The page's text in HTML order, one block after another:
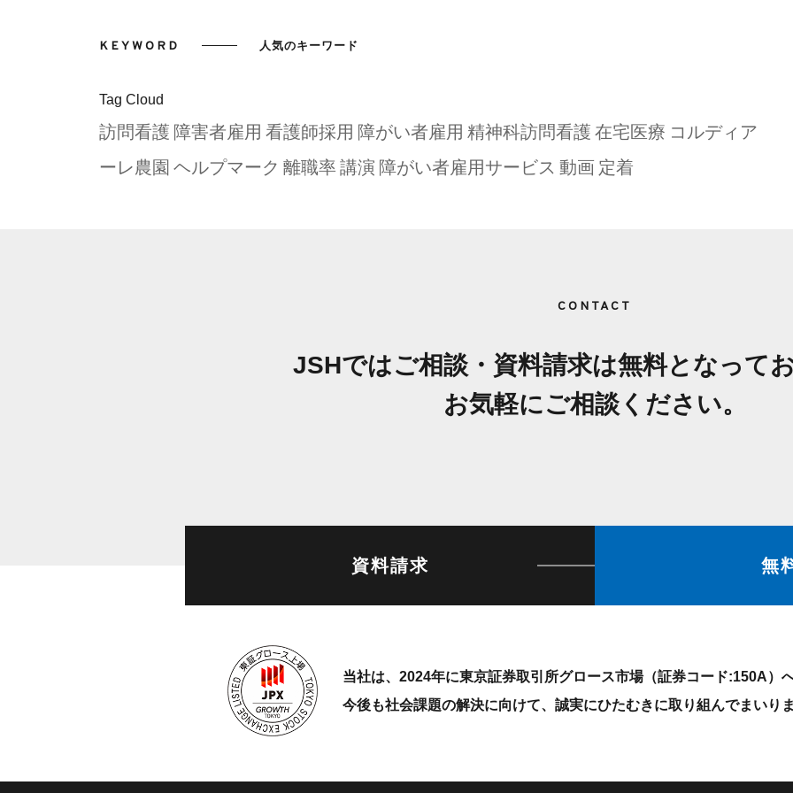
KEYWORD 人気のキーワード
Tag Cloud
訪問看護 障害者雇用 看護師採用 障がい者雇用 精神科訪問看護 在宅医療 コルディア
ーレ農園 ヘルプマーク 離職率 講演 障がい者雇用サービス 動画 定着
CONTACT
JSHではご相談・資料請求は無料となって
お気軽にご相談ください。
資料請求 無
当社は、2024年に東京証券取引所グロース市場（証券コード:150A）
今後も社会課題の解決に向けて、誠実にひたむきに取り組んでまいりま